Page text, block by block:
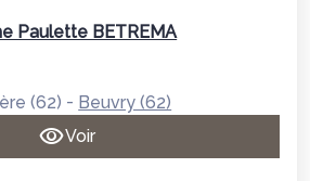
Paulette BETREMA
(62) - Beuvry (62)
Voir